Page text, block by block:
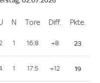
Unentschieden
N Niederlagen
Tore ToreDiff. Differenz
Pkte.
1 16:8 +8 23
1 17:5 +12 19